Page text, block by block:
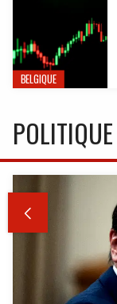
BELGIQUE
POLITIQUE
